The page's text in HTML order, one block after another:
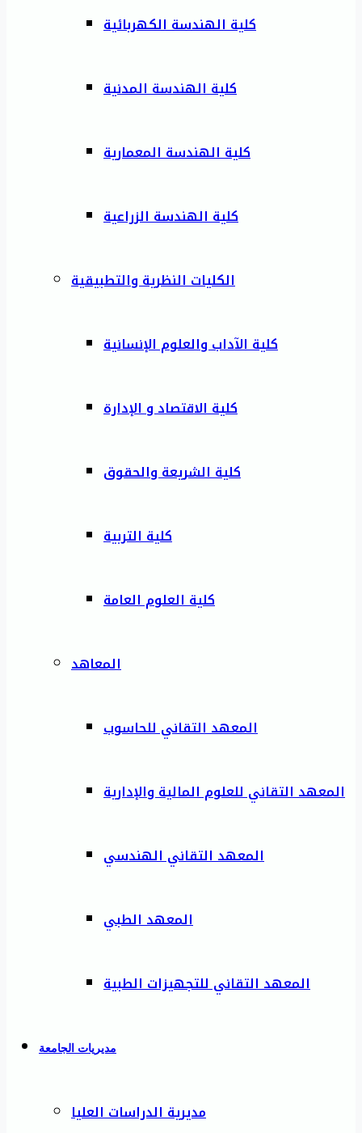
كلية الهندسة الكهربائية
كلية الهندسة المدنية
كلية الهندسة المعمارية
كلية الهندسة الزراعية
الكليات النظرية والتطبيقية
كلية الآداب والعلوم الإنسانية
كلية الاقتصاد و الإدارة
كلية الشريعة والحقوق
كلية التربية
كلية العلوم العامة
المعاهد
المعهد التقاني للحاسوب
المعهد التقاني للعلوم المالية والإدارية
المعهد التقاني الهندسي
المعهد الطبي
المعهد التقاني للتجهيزات الطبية
مديريات الجامعة
مديرية الدراسات العليا